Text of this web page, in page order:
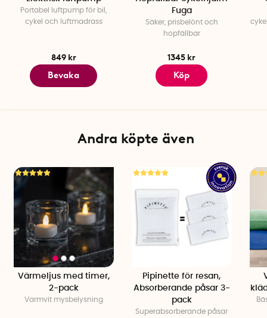
Portabel luftpump för bil,
cykel och luftmadrass
849 kr
Bevaka
Fuga
Säker, prisbelönt och
hopfällbar
1345 kr
Köp
Andra köpte även
Värmeljus med timer,
2-pack
Varmvit mysbelysning
Pipinette för resan,
Absorberande påsar 3-
pack
Superabsorberande påsar